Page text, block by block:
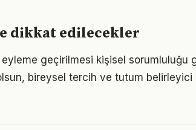
dikkat edilecekler
geçirilmesi kişisel sorumluluğu
bireysel tercih ve tutum belirleyici